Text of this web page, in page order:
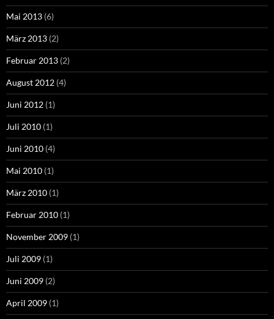
Mai 2013 (6)
März 2013 (2)
Februar 2013 (2)
August 2012 (4)
Juni 2012 (1)
Juli 2010 (1)
Juni 2010 (4)
Mai 2010 (1)
März 2010 (1)
Februar 2010 (1)
November 2009 (1)
Juli 2009 (1)
Juni 2009 (2)
April 2009 (1)